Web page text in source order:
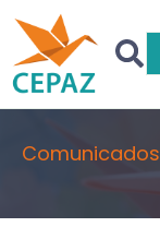
Comunicados